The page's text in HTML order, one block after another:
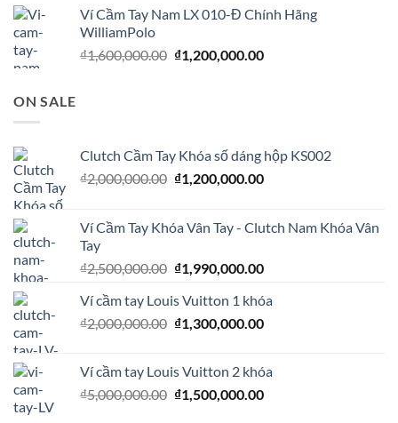
Ví Cầm Tay Nam LX 010-Đ Chính Hãng
WilliamPolo
₫1,600,000.00 ₫1,200,000.00
ON SALE
Clutch Cầm Tay Khóa số dáng hộp KS002
₫2,000,000.00 ₫1,200,000.00
Ví Cầm Tay Khóa Vân Tay - Clutch Nam Khóa Vân
Tay
₫2,500,000.00 ₫1,990,000.00
Ví cầm tay Louis Vuitton 1 khóa
₫2,000,000.00 ₫1,300,000.00
Ví cầm tay Louis Vuitton 2 khóa
₫5,000,000.00 ₫1,500,000.00